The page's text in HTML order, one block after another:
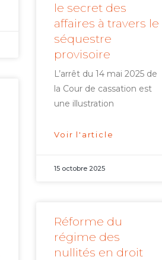
le secret des
affaires à travers le
séquestre
provisoire
L’arrêt du 14 mai 2025 de
la Cour de cassation est
une illustration
Voir l'article
15 octobre 2025
Réforme du
régime des
nullités en droit